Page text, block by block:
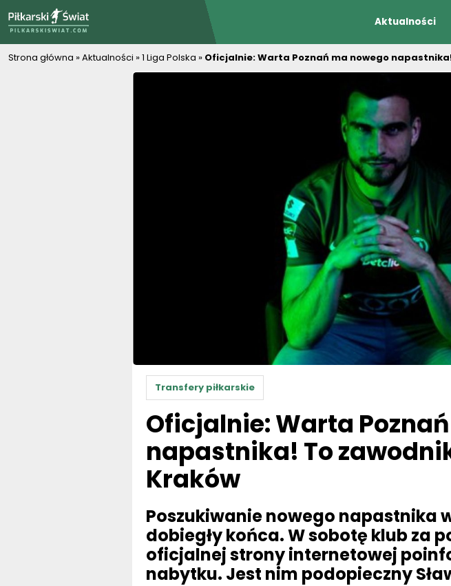
Aktualności
Strona główna »Aktualności »1 Liga Polska » Oficjalnie: Warta Poznań ma nowego
Transfery piłkarskie
Oficjalnie: Warta
napastnika! To
Kraków
Poszukiwanie nowego napastnika
dobiegły końca. W sobotę klub za
oficjalnej strony internetowej
nabytku. Jest nim podopieczny